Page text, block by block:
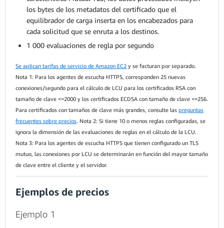
los bytes de los metadatos del certificado que el
equilibrador de carga inserta en los encabezados para
cada solicitud que se enruta a los destinos.
1 000 evaluaciones de regla por segundo
Se aplican tarifas de servicio de Amazon EC2 y se facturan por separado.
Nota 1: Para los agentes de escucha HTTPS, corresponden 25 nuevas
conexiones/segundo para el cálculo de LCU para los certificados RSA con
tamaño de clave <=2000 y los certificados ECDSA con tamaño de clave <=256.
Para certificados con tamaños de clave más grandes, consulte las preguntas
frecuentes sobre precios. Nota 2: Si tiene 10 o menos reglas configuradas, se
ignora la dimensión de las evaluaciones de reglas en el cálculo de la LCU.
Nota 3: Para los agentes de escucha HTTPS que tienen configurado un TLS
mutuo, las conexiones por LCU se determinarán en función del mayor tamaño
de clave entre el cliente y el servidor.
Ejemplos de precios
Ejemplo 1